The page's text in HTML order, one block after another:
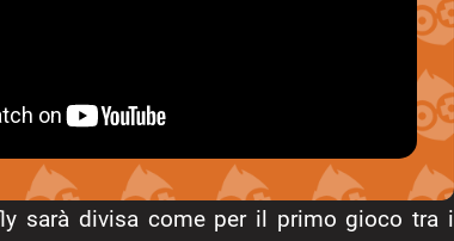
sarà divisa come per il primo gioco tra i